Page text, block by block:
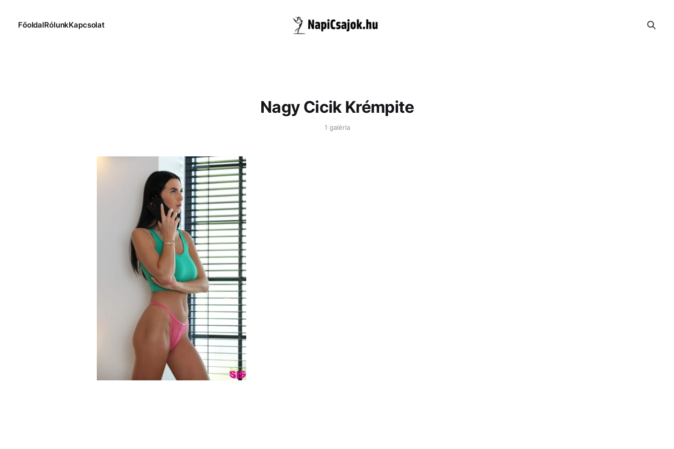
FőoldalRólunkKapcsolat
Nagy Cicik Krémpite
1 galéria